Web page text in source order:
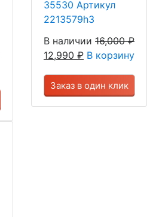
35530 Артикул
2213579h3
В наличии 16,000₽
12,990 ₽ В корзину
Заказ в один клик